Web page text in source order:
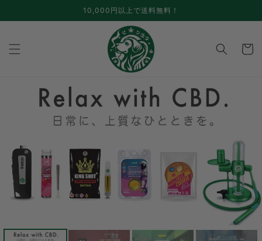
10,000円以上で送料無料！
cart